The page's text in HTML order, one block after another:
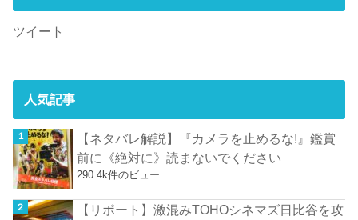
ツイート
人気記事
【ネタバレ解説】『カメラを止めるな!』鑑賞
前に《絶対に》読まないでください
290.4k件のビュー
【リポート】激混みTOHOシネマズ日比谷を攻